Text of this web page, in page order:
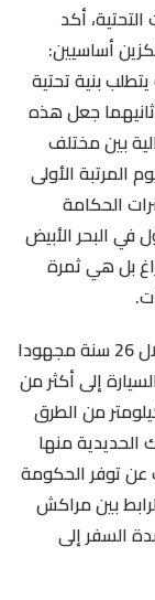
أكد
أساسيين:
بنية تحتية
جعل هذه
بين مختلف
المرتبة الأولى
الحكامة
في البحر الأبيض
بل هي ثمرة
وسجل رئيس الحكومة أن المملكة شهدت خلال 26 سنة مجهودا
الطرق السيارة إلى أكثر من
وتطوير أكثر من 58 ألف كيلومتر من الطرق
من السكك الحديدية منها
عن توفر الحكومة
بين مراكش
مدة السفر إلى